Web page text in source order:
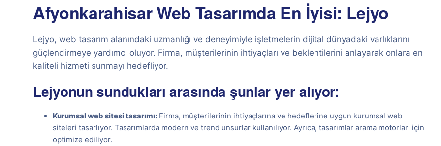
Afyonkarahisar Web Tasarımda En İyisi: Lejyo
Lejyo, web tasarım alanındaki uzmanlığı ve deneyimiyle işletmelerin dijital dünyadaki varlıklarını
güçlendirmeye yardımcı oluyor. Firma, müşterilerinin ihtiyaçları ve beklentilerini anlayarak onlara en
kaliteli hizmeti sunmayı hedefliyor.
Lejyonun sundukları arasında şunlar yer alıyor:
Kurumsal web sitesi tasarımı: Firma, müşterilerinin ihtiyaçlarına ve hedeflerine uygun kurumsal web
siteleri tasarlıyor. Tasarımlarda modern ve trend unsurlar kullanılıyor. Ayrıca, tasarımlar arama motorları için
optimize ediliyor.